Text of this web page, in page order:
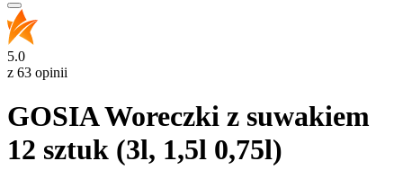
5.0
z 63 opinii
GOSIA Woreczki z suwakiem
12 sztuk (3l, 1,5l 0,75l)